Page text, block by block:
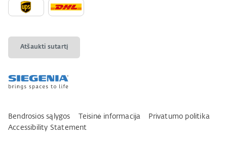
Atšaukti sutartį
Bendrosios sąlygos Teisinė informacija
Privatumo politika
Accessibility Statement